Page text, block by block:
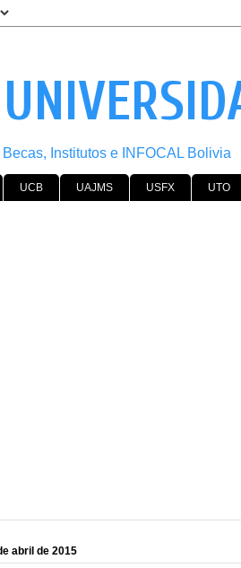
Institutos e INFOCAL Bolivia
UCB UAJMS USFX UTO
abril de 2015